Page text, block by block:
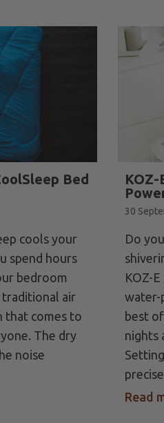
Bed
cools your
spend hours
bedroom
traditional air
that comes to
The dry
noise
Without AC | CoolSleep
KOZ-
30
Do
KOZ-
water-
best
nights
Read